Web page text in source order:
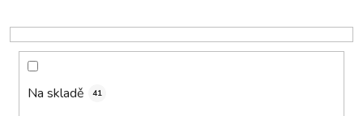
o
d
Na skladě 41